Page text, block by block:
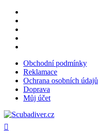
Skip
main
content
Obchodní podmínky
Reklamace
Ochrana osobních údajů
Doprava
Můj účet
search